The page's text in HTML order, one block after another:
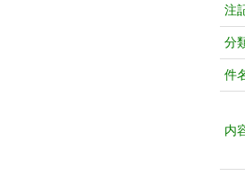
注
分
件
内